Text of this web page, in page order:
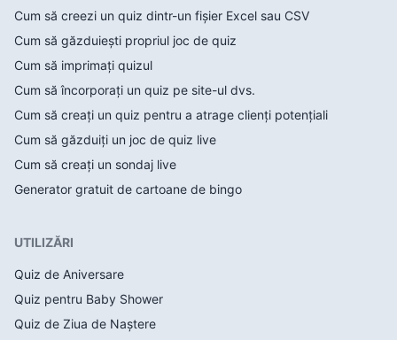
Cum să creezi un quiz dintr-un fișier Excel sau CSV
Cum să găzduiești propriul joc de quiz
Cum să imprimați quizul
Cum să încorporați un quiz pe site-ul dvs.
Cum să creați un quiz pentru a atrage clienți potențiali
Cum să găzduiți un joc de quiz live
Cum să creați un sondaj live
Generator gratuit de cartoane de bingo
UTILIZĂRI
Quiz de Aniversare
Quiz pentru Baby Shower
Quiz de Ziua de Naștere